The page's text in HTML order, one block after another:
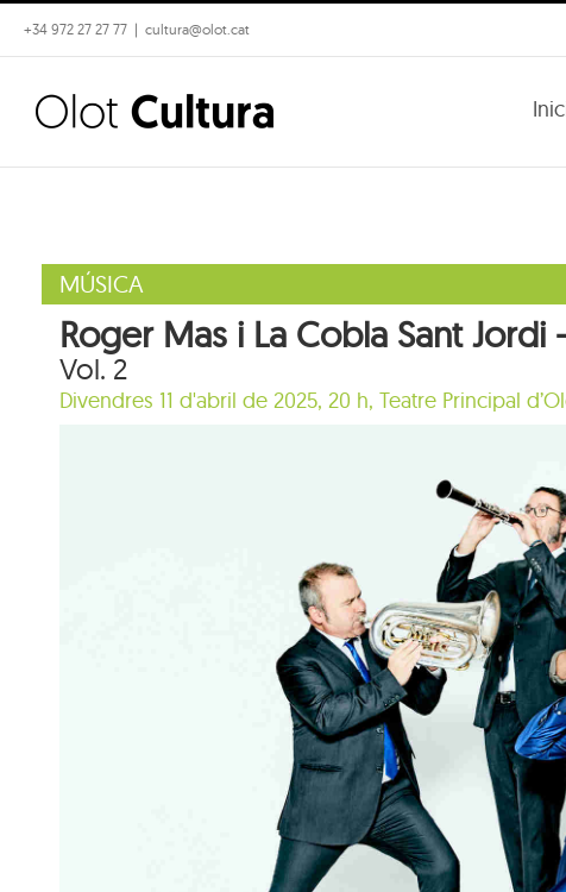
Skip
to
content
+34 972 27 27 77 | cultura@olot.cat
MÚSICA
Roger Mas i La Cobla Sant
Vol. 2
Divendres 11 d'abril de 2025, 20 h, Teatre Principal